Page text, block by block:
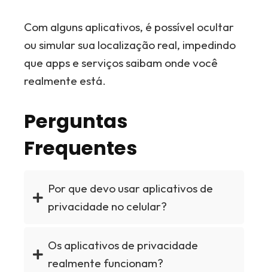
Com alguns aplicativos, é possível ocultar
ou simular sua localização real, impedindo
que apps e serviços saibam onde você
realmente está.
Perguntas
Frequentes
Por que devo usar aplicativos de
privacidade no celular?
Os aplicativos de privacidade
realmente funcionam?